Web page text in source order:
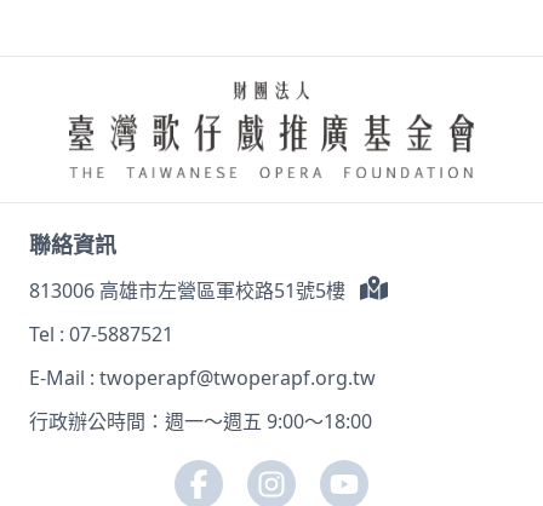
聯絡資訊
813006 高雄市左營區軍校路51號5樓
Tel : 07-5887521
E-Mail : twoperapf@twoperapf.org.tw
行政辦公時間：週一～週五 9:00～18:00